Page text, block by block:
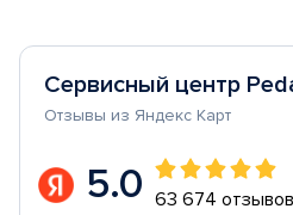
Сервисный центр
Отзывы из Яндекс Карт
5.0 63 674 отзывов